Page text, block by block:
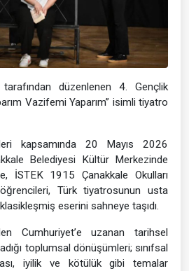
düzenlenen 4. Gençlik
Vazifemi Yaparım” isimli tiyatro
kapsamında 20 Mayıs 2026
Belediyesi Kültür Merkezinde
İSTEK 1915 Çanakkale Okulları
Türk tiyatrosunun usta
eserini sahneye taşıdı.
Cumhuriyet’e uzanan tarihsel
toplumsal dönüşümleri; sınıfsal
iyilik ve kötülük gibi temalar